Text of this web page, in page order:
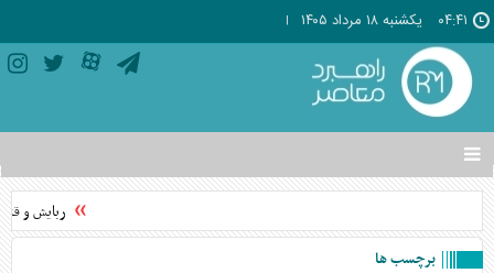
۰۴:۴۱ يکشنبه ۱۸ مرداد ۱۴۰۵
تغییر
وضعیت
منوی
ها
ربایش و
برچسب ها